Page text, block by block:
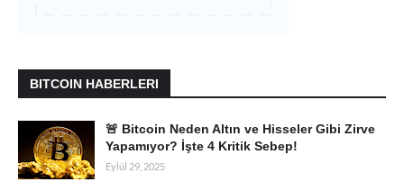
BITCOIN HABERLERI
🚨 Bitcoin Neden Altın ve Hisseler Gibi Zirve
Yapamıyor? İşte 4 Kritik Sebep!
Eylül 29, 2025